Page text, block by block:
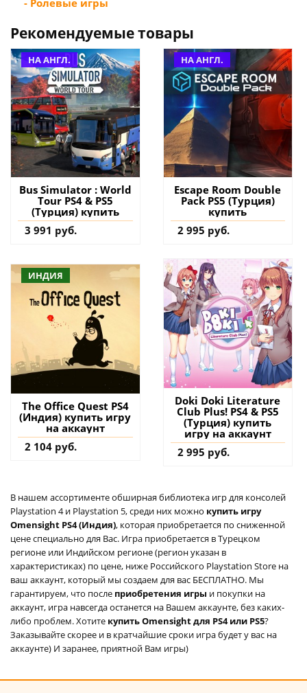
Рекомендуемые товары
НА АНГЛ.
Bus Simulator : World
Tour PS4 & PS5
(Турция) купить
3 991 руб.
НА АНГЛ.
Escape Room Double
Pack PS5 (Турция)
купить
2 995 руб.
ИНДИЯ
The Office Quest PS4
(Индия) купить игру
на аккаунт
2 104 руб.
Doki Doki Literature
Club Plus! PS4 & PS5
(Турция) купить
игру на аккаунт
2 995 руб.
В нашем ассортименте обширная библиотека игр для консолей
Playstation 4 и Playstation 5, среди них можно купить игру
Omensight PS4 (Индия), которая приобретается по сниженной
цене специально для Вас. Игра приобретается в Турецком
регионе или Индийском регионе (регион указан в
характеристиках) по цене, ниже Российского Playstation Store на
ваш аккаунт, который мы создаем для вас БЕСПЛАТНО. Мы
гарантируем, что после приобретения игры и покупки на
аккаунт, игра навсегда останется на Вашем аккаунте, без каких-
либо проблем. Хотите купить Omensight для PS4 или PS5?
Заказывайте скорее и в кратчайшие сроки игра будет у вас на
аккаунте) И заранее, приятной Вам игры)